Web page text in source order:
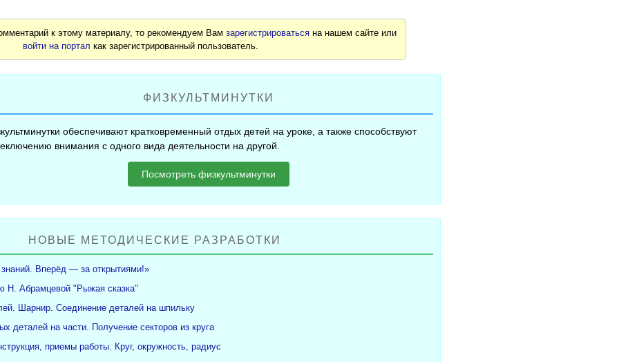
к этому материалу, то рекомендуем Вамзарегистрироваться на нашем сайте или
войти на портал как зарегистрированный пользователь.
ФИЗКУЛЬТМИНУТКИ
обеспечивают кратковременный отдых детей на уроке, а также способствуют
внимания с одного вида деятельности на другой.
Посмотреть физкультминутки
НОВЫЕ МЕТОДИЧЕСКИЕ РАЗРАБОТКИ
Вперёд — за открытиями!»
Н. Абрамцевой "Рыжая сказка"
Шарнир. Соединение деталей на шпильку
деталей на части. Получение секторов из круга
приемы работы. Круг, окружность, радиус